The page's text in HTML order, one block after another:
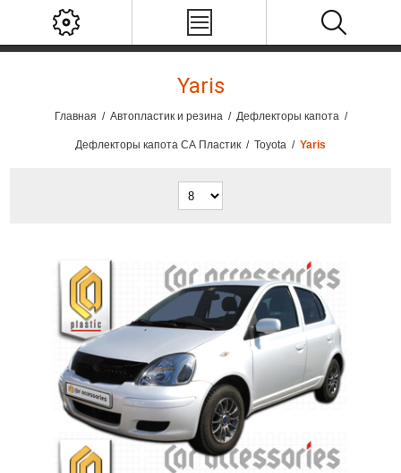
Yaris
Главная / Автопластик и резина / Дефлекторы капота /
Дефлекторы капота СА Пластик / Toyota / Yaris